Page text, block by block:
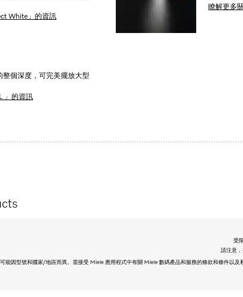
White」的資訊
瞭解更多
個深度，可完美擺放大型
」的資訊
受
請注意，
能因型號和國家/地區而異。需接受 Miele 應用程式中有關 Miele 數碼產品和服務的條款和條件以及